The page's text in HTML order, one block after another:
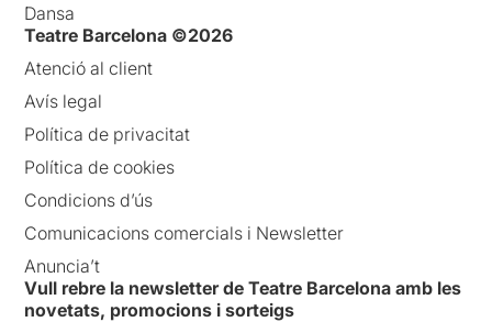
Dansa
Teatre Barcelona ©2026
Atenció al client
Avís legal
Política de privacitat
Política de cookies
Condicions d’ús
Comunicacions comercials i Newsletter
Anuncia’t
Vull rebre la newsletter de Teatre Barcelona amb les
novetats, promocions i sorteigs